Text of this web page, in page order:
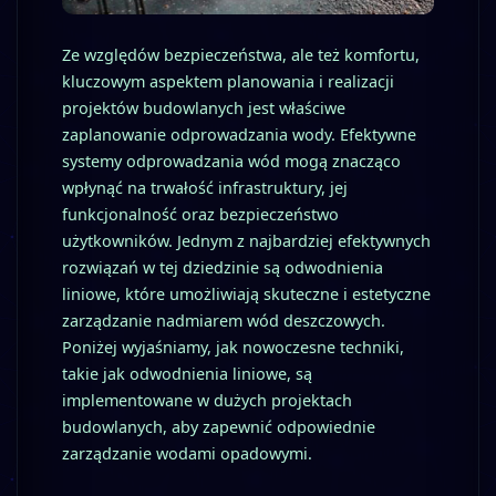
Ze względów bezpieczeństwa, ale też komfortu,
kluczowym aspektem planowania i realizacji
projektów budowlanych jest właściwe
zaplanowanie odprowadzania wody. Efektywne
systemy odprowadzania wód mogą znacząco
wpłynąć na trwałość infrastruktury, jej
funkcjonalność oraz bezpieczeństwo
użytkowników. Jednym z najbardziej efektywnych
rozwiązań w tej dziedzinie są odwodnienia
liniowe, które umożliwiają skuteczne i estetyczne
zarządzanie nadmiarem wód deszczowych.
Poniżej wyjaśniamy, jak nowoczesne techniki,
takie jak odwodnienia liniowe, są
implementowane w dużych projektach
budowlanych, aby zapewnić odpowiednie
zarządzanie wodami opadowymi.